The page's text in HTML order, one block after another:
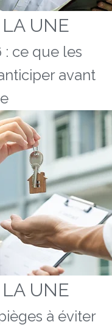
UNE
: ce que les
avant
UNE
à éviter